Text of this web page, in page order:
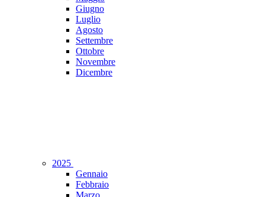
Giugno
Luglio
Agosto
Settembre
Ottobre
Novembre
Dicembre
2025
Gennaio
Febbraio